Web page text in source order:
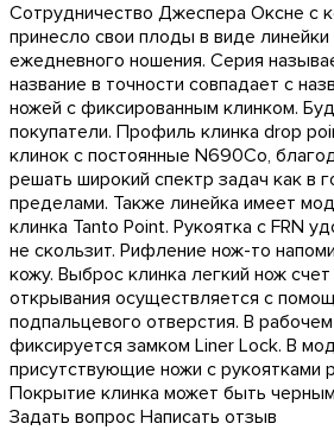
Сотрудничество Джеспера Оксне с
принесло свои плоды в виде
ежедневного ношения. Серия
название в точности совпадает с
ножей с фиксированным клинком.
покупатели. Профиль клинка drop
клинок с постоянные N690Co,
решать широкий спектр задач как в
пределами. Также линейка имеет
клинка Tanto Point. Рукоятка с FRN
не скользит. Рифление нож-то
кожу. Выброс клинка легкий нож
открывания осуществляется с
подпальцевого отверстия. В
фиксируется замком Liner Lock. В
присутствующие ножи с рукоятками
Покрытие клинка может быть
Задать вопрос Написать отзыв